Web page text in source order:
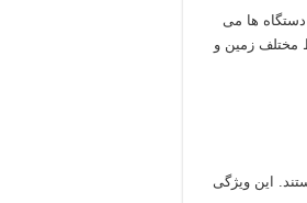
ها می‌
مختلف زمین و
این ویژگی